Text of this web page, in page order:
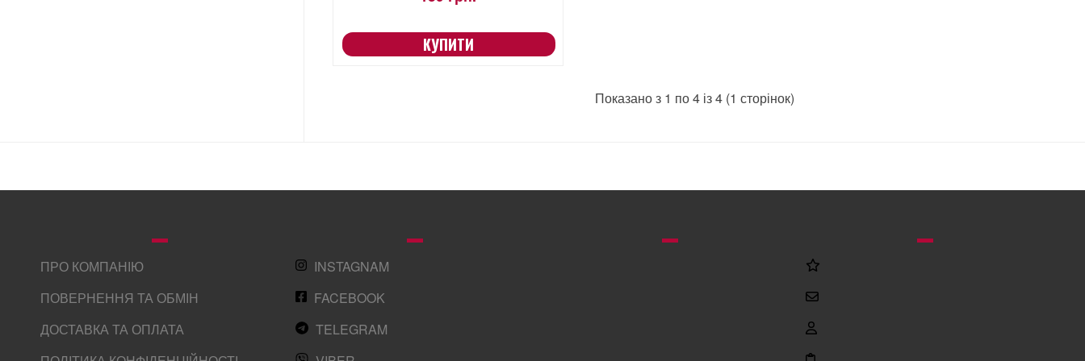
КУПИТИ
Показано з 1 по 4 із 4 (1 сторінок)
ПРО КОМПАНІЮ
ПОВЕРНЕННЯ ТА ОБМІН
ДОСТАВКА ТА ОПЛАТА
INSTAGNAM
FACEBOOK
TELEGRAM